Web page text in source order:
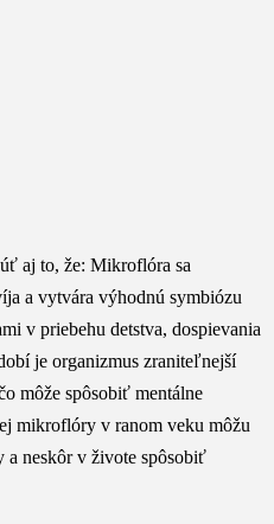
aj to, že: Mikroflóra sa
a vytvára výhodnú symbiózu
v priebehu detstva, dospievania
je organizmus zraniteľnejší
môže spôsobiť mentálne
mikroflóry v ranom veku môžu
neskôr v živote spôsobiť